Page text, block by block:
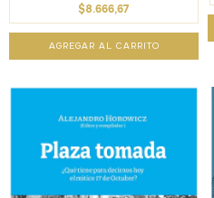
$8.666,67